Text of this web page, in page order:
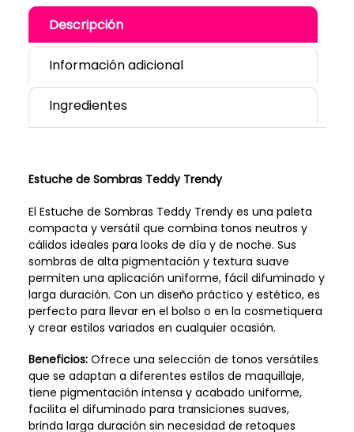
Descripción
Información adicional
Ingredientes
Estuche de Sombras Teddy Trendy
El Estuche de Sombras Teddy Trendy es una paleta
compacta y versátil que combina tonos neutros y
cálidos ideales para looks de día y de noche. Sus
sombras de alta pigmentación y textura suave
permiten una aplicación uniforme, fácil difuminado y
larga duración. Con un diseño práctico y estético, es
perfecto para llevar en el bolso o en la cosmetiquera
y crear estilos variados en cualquier ocasión.
Beneficios:Ofrece una selección de tonos versátiles
que se adaptan a diferentes estilos de maquillaje,
tiene pigmentación intensa y acabado uniforme,
facilita el difuminado para transiciones suaves,
brinda larga duración sin necesidad de retoques